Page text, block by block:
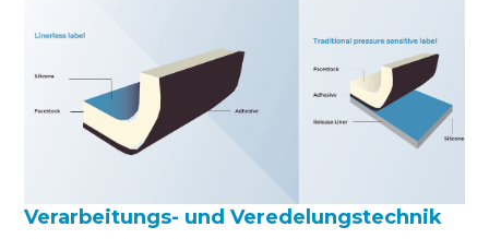
Verarbeitungs- und Veredelungstechnik